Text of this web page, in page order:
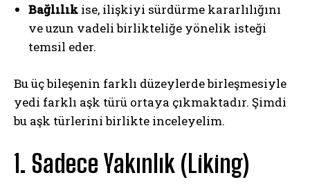
Bağlılık ise, ilişkiyi sürdürme kararlılığını
ve uzun vadeli birlikteliğe yönelik isteği
temsil eder.
Bu üç bileşenin farklı düzeylerde birleşmesiyle
yedi farklı aşk türü ortaya çıkmaktadır. Şimdi
bu aşk türlerini birlikte inceleyelim.
1. Sadece Yakınlık (Liking)